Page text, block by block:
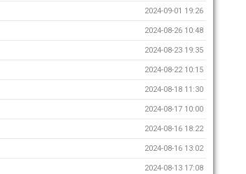
2024-09-01 19:26
2024-08-26 10:48
2024-08-23 19:35
2024-08-22 10:15
2024-08-18 11:30
2024-08-17 10:00
2024-08-16 18:22
2024-08-16 13:02
2024-08-13 17:08